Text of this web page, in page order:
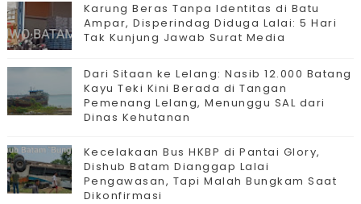
Karung Beras Tanpa Identitas di Batu
Ampar, Disperindag Diduga Lalai: 5 Hari
Tak Kunjung Jawab Surat Media
Dari Sitaan ke Lelang: Nasib 12.000 Batang
Kayu Teki Kini Berada di Tangan
Pemenang Lelang, Menunggu SAL dari
Dinas Kehutanan
Kecelakaan Bus HKBP di Pantai Glory,
Dishub Batam Dianggap Lalai
Pengawasan, Tapi Malah Bungkam Saat
Dikonfirmasi